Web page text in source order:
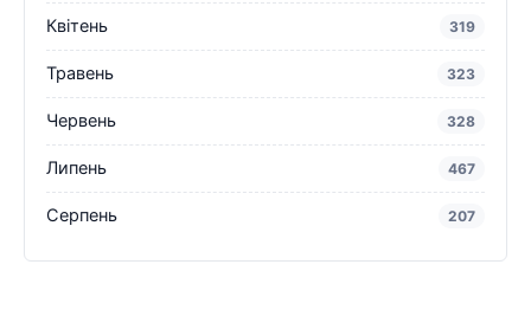
Квітень 319
Травень 323
Червень 328
Липень 467
Серпень 207